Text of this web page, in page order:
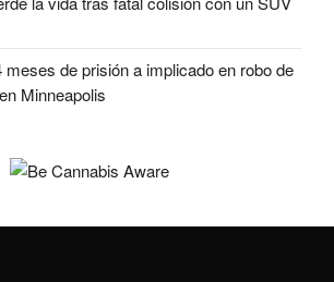
meses de prisión a implicado en robo de
Minneapolis